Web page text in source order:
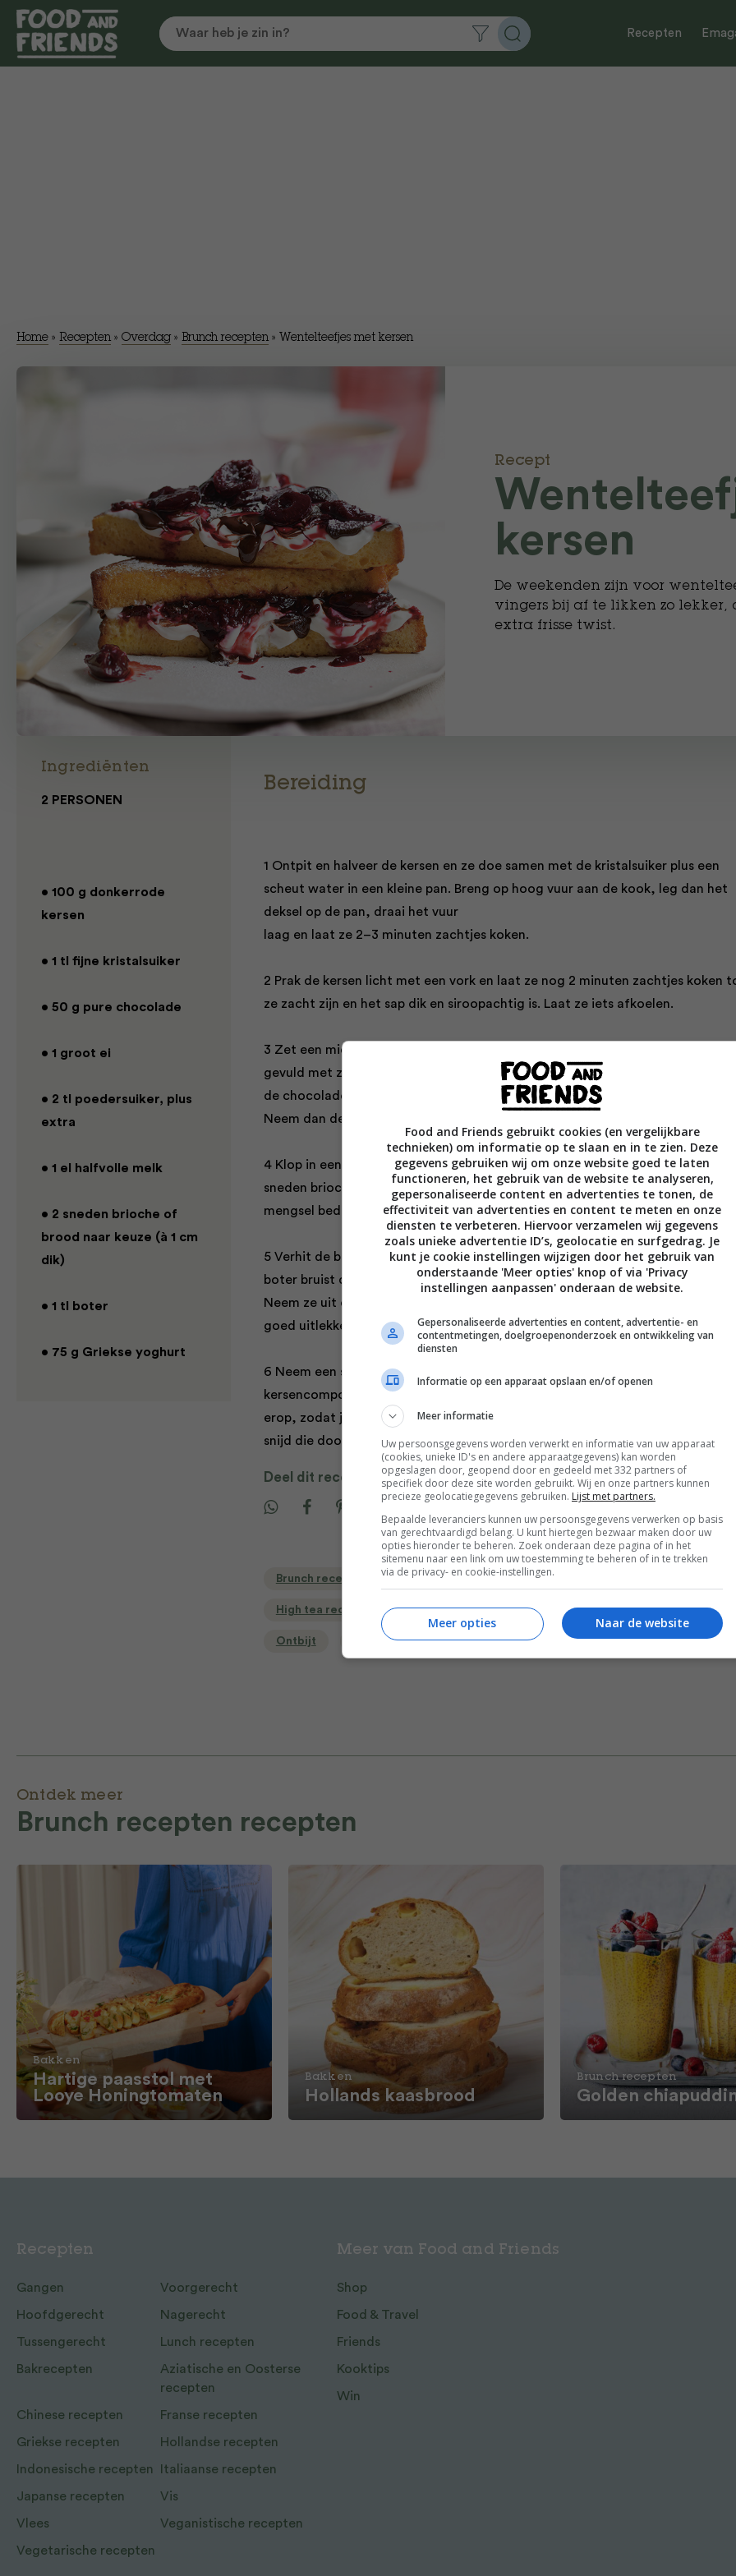
Recepten
Home » Recepten » Overdag » Brunch recepten » Wentelteefjes met kersen
Recept
kersen
De weekenden zijn voor
vingers bij af te likken zo lekker,
extra frisse twist.
Ingrediënten
2 PERSONEN
• 100 g donkerrode
kersen
• 1 tl fijne kristalsuiker
• 50 g pure chocolade
• 1 groot ei
• 2 tl poedersuiker, plus
extra
• 1 el halfvolle melk
• 2 sneden brioche of
brood naar keuze (à 1 cm
dik)
• 1 tl boter
• 75 g Griekse yoghurt
Bereiding
1 Ontpit en halveer de kersen en ze doe samen met de kristalsuiker plus een
scheut water in een kleine pan. Breng op hoog vuur aan de kook, leg dan het
deksel op de pan, draai het vuur
laag en laat ze 2–3 minuten zachtjes koken.
2 Prak de kersen licht met een vork en laat ze nog 2 minuten zachtjes koken
ze zacht zijn en het sap dik en siroopachtig is. Laat ze iets afkoelen.
3 Zet een middelgrote hittebestendige kom op een pan die voor de helft is
gevuld met zachtjes kokend water (de kom mag het water net niet raken).
de chocolade in stukjes en laat ze al roerend met een pollepel smelten in de
Neem dan de kom van de pan en houd zolang apart.
4 Klop in een grote kom het ei, de poedersuiker en melk door elkaar. Wentel
sneden brioche (of ander brood) erdoor – zorg ervoor dat ze goed met het
mengsel bedekt zijn.
5 Verhit de boter in een grote koekenpan op middelhoog vuur. Leg zodra de
boter bruist de sneden brioche erin en bak ze in 1–2 minuten per kant
Neem ze uit de pan en laat ze
goed uitlekken op keukenpapier.
6 Neem een snee brioche en schep de yoghurt erop, gevolgd door de
kersencompote en druppel de gesmolten chocolade erover. Leg de tweede
erop, zodat je een sandwich krijgt,
snijd die doormidden en bestuif met de extra poedersuiker.
Deel dit recept
Bewaar
Brunch recepten Comfort Food Gangen
High tea recepten Kinderrecepten Leuke recepten voor kinderen
Ontbijt Ontbijt recepten Overdag Toetjes & ander zoets
Ontdek meer
Brunch recepten recepten
Bakken
Hartige paasstol met
Looye Honingtomaten
Bakken
Hollands kaasbrood
Brunch recepten
Golden
Food and Friends gebruikt cookies (en vergelijkbare
technieken) om informatie op te slaan en in te zien. Deze
gegevens gebruiken wij om onze website goed te laten
functioneren, het gebruik van de website te analyseren,
gepersonaliseerde content en advertenties te tonen, de
effectiviteit van advertenties en content te meten en onze
diensten te verbeteren. Hiervoor verzamelen wij gegevens
zoals unieke advertentie ID’s, geolocatie en surfgedrag. Je
kunt je cookie instellingen wijzigen door het gebruik van
onderstaande 'Meer opties' knop of via 'Privacy
instellingen aanpassen' onderaan de website.
Gepersonaliseerde advertenties en content, advertentie- en
contentmetingen, doelgroepenonderzoek en ontwikkeling van
diensten
Informatie op een apparaat opslaan en/of openen
Meer informatie
Uw persoonsgegevens worden verwerkt en informatie van uw apparaat
(cookies, unieke ID's en andere apparaatgegevens) kan worden
opgeslagen door, geopend door en gedeeld met 332 partners of
specifiek door deze site worden gebruikt. Wij en onze partners kunnen
precieze geolocatiegegevens gebruiken. Lijst met partners.
Bepaalde leveranciers kunnen uw persoonsgegevens verwerken op basis
van gerechtvaardigd belang. U kunt hiertegen bezwaar maken door uw
opties hieronder te beheren. Zoek onderaan deze pagina of in het
sitemenu naar een link om uw toestemming te beheren of in te trekken
via de privacy- en cookie-instellingen.
Naar de website
Meer opties
Recepten
Gangen Voorgerecht
Hoofdgerecht Nagerecht
Tussengerecht Lunch recepten
Bakrecepten
Aziatische en Oosterse
recepten
Chinese recepten Franse recepten
Griekse recepten Hollandse recepten
Indonesische recepten Italiaanse recepten
Japanse recepten Vis
Vlees Veganistische recepten
Vegetarische recepten
Meer van Food and Friends
Shop
Food & Travel
Friends
Kooktips
Win